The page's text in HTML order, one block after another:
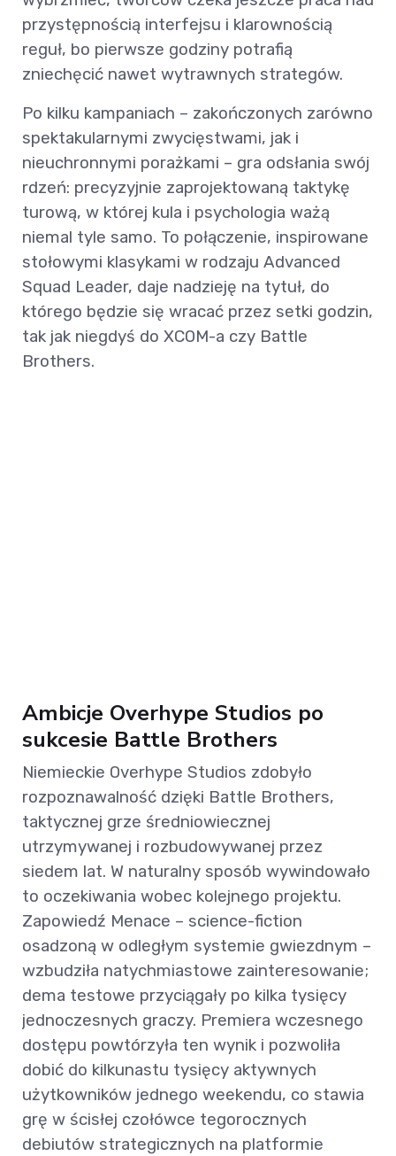
przystępnością interfejsu i klarownością
reguł, bo pierwsze godziny potrafią
zniechęcić nawet wytrawnych strategów.
Po kilku kampaniach – zakończonych zarówno
spektakularnymi zwycięstwami, jak i
nieuchronnymi porażkami – gra odsłania swój
rdzeń: precyzyjnie zaprojektowaną taktykę
turową, w której kula i psychologia ważą
niemal tyle samo. To połączenie, inspirowane
stołowymi klasykami w rodzaju Advanced
Squad Leader, daje nadzieję na tytuł, do
którego będzie się wracać przez setki godzin,
tak jak niegdyś do XCOM-a czy Battle
Brothers.
Ambicje Overhype Studios po
sukcesie Battle Brothers
Niemieckie Overhype Studios zdobyło
rozpoznawalność dzięki Battle Brothers,
taktycznej grze średniowiecznej
utrzymywanej i rozbudowywanej przez
siedem lat. W naturalny sposób wywindowało
to oczekiwania wobec kolejnego projektu.
Zapowiedź Menace – science-fiction
osadzoną w odległym systemie gwiezdnym –
wzbudziła natychmiastowe zainteresowanie;
dema testowe przyciągały po kilka tysięcy
jednoczesnych graczy. Premiera wczesnego
dostępu powtórzyła ten wynik i pozwoliła
dobić do kilkunastu tysięcy aktywnych
użytkowników jednego weekendu, co stawia
grę w ścisłej czołówce tegorocznych
debiutów strategicznych na platformie